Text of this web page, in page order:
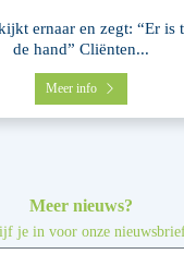
ernaar en zegt: “Er is
de hand” Cliënten...
Meer info
Meer nieuws?
je in voor onze